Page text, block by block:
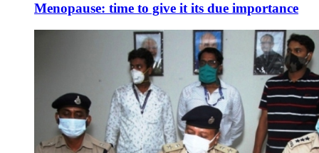
Menopause: time to give it its due importance